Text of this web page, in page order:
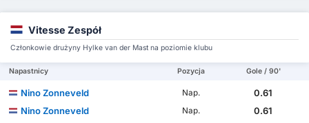
Vitesse Zespół
Członkowie drużyny Hylke van der Mast na poziomie klubu
Napastnicy Pozycja Gole / 90'
Nino Zonneveld Nap.
0.61
Nino Zonneveld
Nap. 0.61